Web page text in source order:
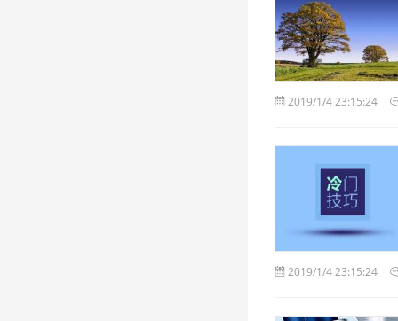
2019/1/4 23:15:24
2019/1/4 23:15:24